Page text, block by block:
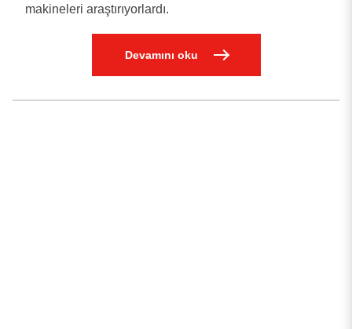
makineleri araştırıyorlardı.
Devamını oku